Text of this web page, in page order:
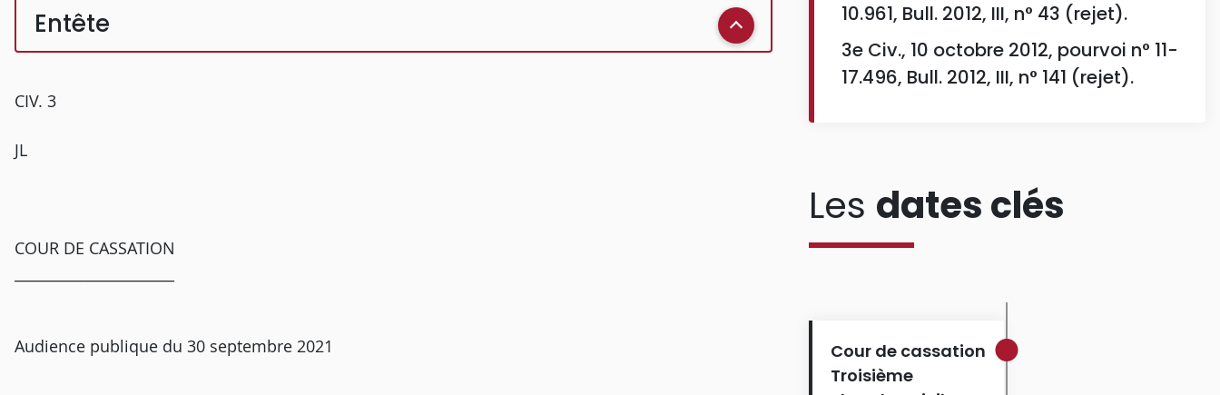
Entête
CIV. 3
JL
COUR DE CASSATION
Audience publique du 30 septembre 2021
10.961, Bull. 2012, III, n° 43 (rejet).
3e Civ., 10 octobre 2012, pourvoi n° 11-
17.496, Bull. 2012, III, n° 141 (rejet).
Les dates clés
Cour de cassation
Troisième